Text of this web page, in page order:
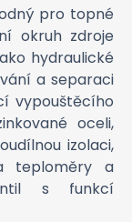
pro topné
okruh zdroje
hydraulické
a separaci
vypouštěcího
oceli,
izolaci,
teploměry a
s funkcí